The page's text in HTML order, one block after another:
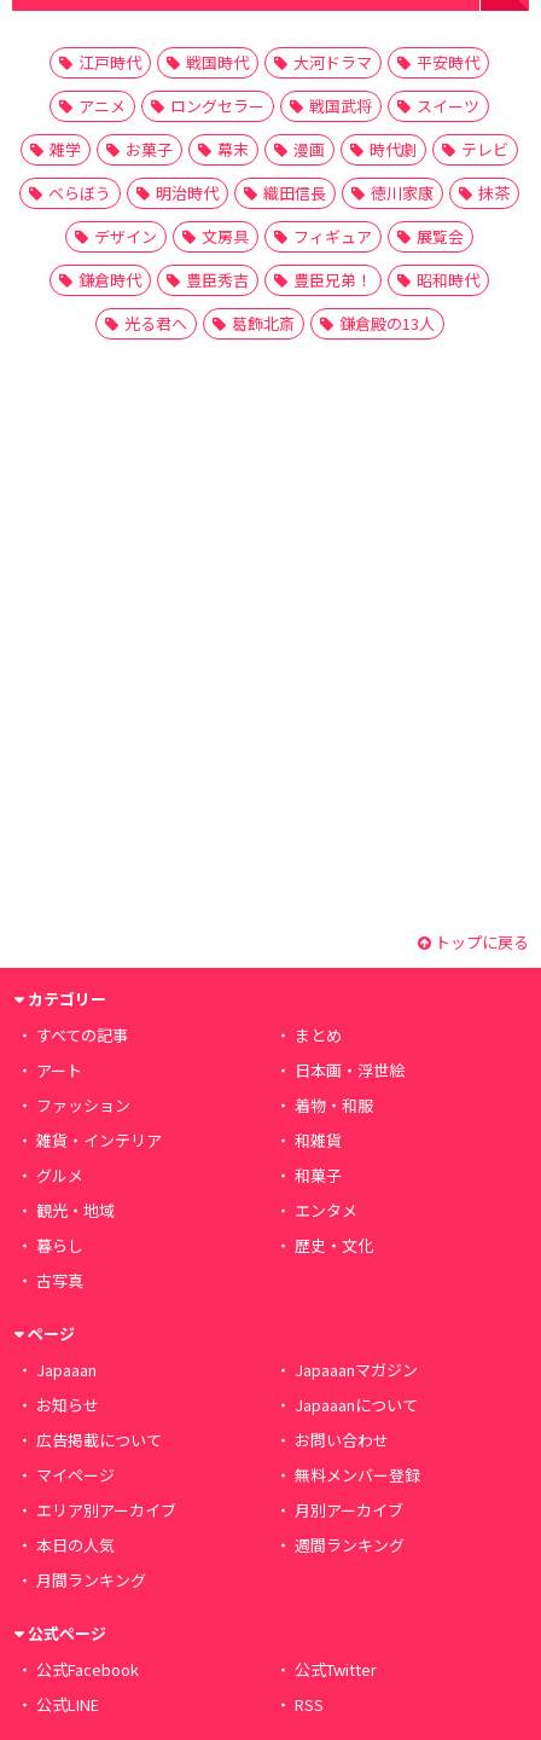
江戸時代 戦国時代 大河ドラマ
平安時代
アニメ
ロングセラー 戦国武将
スイーツ
雑学
お菓子 幕末 漫画 時代劇
テレビ
べらぼう
明治時代 織田信長 徳川家康
抹茶
デザイン
文房具 フィギュア
展覧会
鎌倉時代
豊臣秀吉 豊臣兄弟！
昭和時代
光る君へ
葛飾北斎 鎌倉殿の13人
トップに戻る
カテゴリー
すべての記事
まとめ
アート
日本画・浮世絵
ファッション
着物・和服
雑貨・インテリア
和雑貨
グルメ
和菓子
観光・地域
エンタメ
暮らし
歴史・文化
古写真
ページ
Japaaan
Japaaanマガジン
お知らせ
Japaaanについて
広告掲載について
お問い合わせ
マイページ
無料メンバー登録
エリア別アーカイブ
月別アーカイブ
本日の人気
週間ランキング
月間ランキング
公式ページ
公式Facebook
公式Twitter
公式LINE
RSS